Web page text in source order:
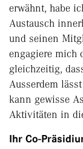
erwähnt, habe
Austausch
und seinen
engagiere mich
gleichzeitig,
Ausserdem
kann gewisse
Aktivitäten in
Ihr Co-